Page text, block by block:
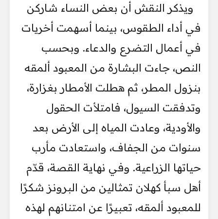
ويذكر النقش أن بعض النساء شاركن
في أداء الطقوس، بينما أسهمت أخريات
في أعمال التضرع والدعاء. وبحسب
النص، جاءت البشارة من المعبود ألمقه
بنزول المطر، ثم هطلت الأمطار بغزارة،
وتدفقت السيول، فامتلأت الحقول
والأودية، وعادت المياه إلى الأرض بعد
سنوات من الجفاف، واستعادت مأرب
حياتها الزراعية. وفي نهاية القصة، قدّم
أهل سبأ كهلان تمثالين من البرونز شكرًا
للمعبود ألمقه، تعبيرًا عن امتنانهم لهذه